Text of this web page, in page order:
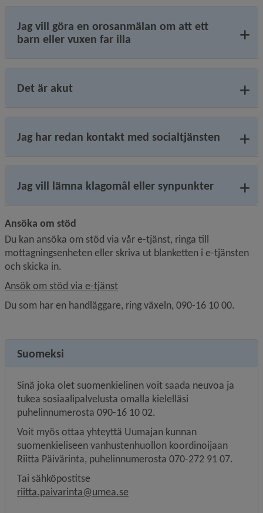
Jag vill göra en orosanmälan om att ett
barn eller vuxen far illa
Det är akut
Jag har redan kontakt med socialtjänsten
Jag vill lämna klagomål eller synpunkter
Ansöka om stöd
Du kan ansöka om stöd via vår e-tjänst, ringa till
mottagningsenheten eller skriva ut blanketten i e-tjänsten
och skicka in.
Ansök om stöd via e-tjänst
Du som har en handläggare, ring växeln, 090-16 10 00.
Suomeksi
Sinä joka olet suomenkielinen voit saada neuvoa ja
tukea sosiaalipalvelusta omalla kielelläsi
puhelinnumerosta 090-16 10 02.
Voit myös ottaa yhteyttä Uumajan kunnan
suomenkieliseen vanhustenhuollon koordinoijaan
Riitta Päivärinta, puhelinnumerosta 070-272 91 07.
Tai sähköpostitse
riitta.paivarinta@umea.se